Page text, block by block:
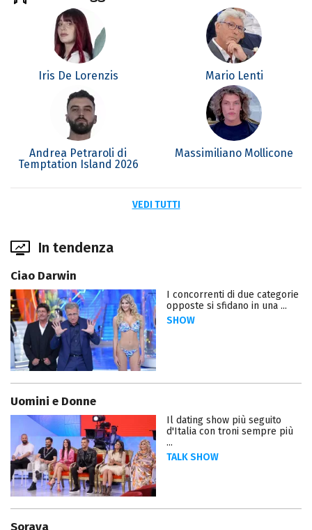
Iris De Lorenzis Mario Lenti
Andrea Petraroli di
Temptation Island 2026
Massimiliano Mollicone
VEDI TUTTI
In tendenza
Ciao Darwin
I concorrenti di due categorie
opposte si sfidano in una ...
SHOW
Uomini e Donne
Il dating show più seguito
d'Italia con troni sempre più
...
TALK SHOW
Soraya